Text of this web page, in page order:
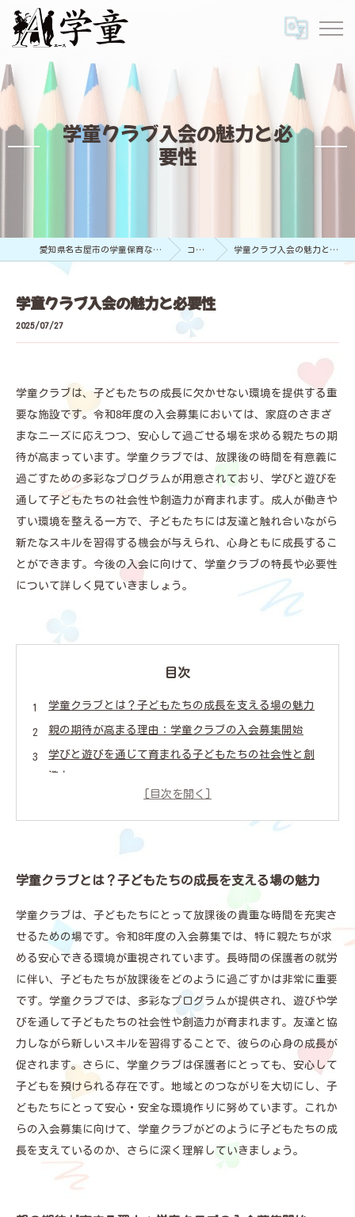
学童クラブ入会の魅力と必
要性
愛知県名古屋市の学童保育ならA学童 コラム 学童クラブ入会の魅力と必要性
学童クラブ入会の魅力と必要性
2025/07/27
学童クラブは、子どもたちの成長に欠かせない環境を提供する重
要な施設です。令和8年度の入会募集においては、家庭のさまざ
まなニーズに応えつつ、安心して過ごせる場を求める親たちの期
待が高まっています。学童クラブでは、放課後の時間を有意義に
過ごすための多彩なプログラムが用意されており、学びと遊びを
通して子どもたちの社会性や創造力が育まれます。成人が働きや
すい環境を整える一方で、子どもたちには友達と触れ合いながら
新たなスキルを習得する機会が与えられ、心身ともに成長するこ
とができます。今後の入会に向けて、学童クラブの特長や必要性
について詳しく見ていきましょう。
目次
学童クラブとは？子どもたちの成長を支える場の魅力
親の期待が高まる理由：学童クラブの入会募集開始
学びと遊びを通じて育まれる子どもたちの社会性と創
造力
安心して預けられる環境：働く親の強い味方
友達との触れ合い：子どもたちが新たなスキルを習得
令和8年度 学童クラブ入会の特長を深掘り
学童クラブとは？子どもたちの成長を支える場の魅力
学童クラブは、子どもたちにとって放課後の貴重な時間を充実さ
せるための場です。令和8年度の入会募集では、特に親たちが求
める安心できる環境が重視されています。長時間の保護者の就労
に伴い、子どもたちが放課後をどのように過ごすかは非常に重要
です。学童クラブでは、多彩なプログラムが提供され、遊びや学
びを通して子どもたちの社会性や創造力が育まれます。友達と協
力しながら新しいスキルを習得することで、彼らの心身の成長が
促されます。さらに、学童クラブは保護者にとっても、安心して
子どもを預けられる存在です。地域とのつながりを大切にし、子
どもたちにとって安心・安全な環境作りに努めています。これか
らの入会募集に向けて、学童クラブがどのように子どもたちの成
長を支えているのか、さらに深く理解していきましょう。